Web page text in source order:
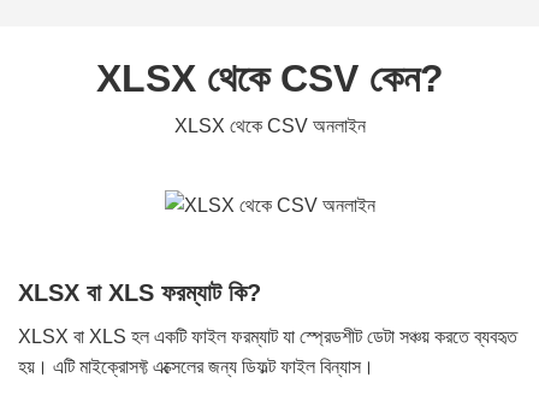
XLSX থেকে CSV কেন?
XLSX থেকে CSV অনলাইন
XLSX বা XLS ফরম্যাট কি?
XLSX বা XLS হল একটি ফাইল ফরম্যাট যা স্প্রেডশীট ডেটা সঞ্চয় করতে ব্যবহৃত
হয়। এটি মাইক্রোসফ্ট এক্সেলের জন্য ডিফল্ট ফাইল বিন্যাস।